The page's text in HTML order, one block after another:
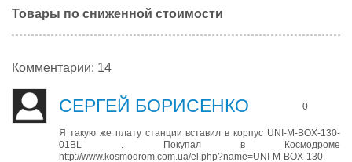
Товары по сниженной стоимости
Комментарии: 14
СЕРГЕЙ БОРИСЕНКО 0
Я такую же плату станции вставил в корпус UNI-M-BOX-130-
01BL . Покупал в Космодроме
http://www.kosmodrom.com.ua/el.php?name=UNI-M-BOX-130-